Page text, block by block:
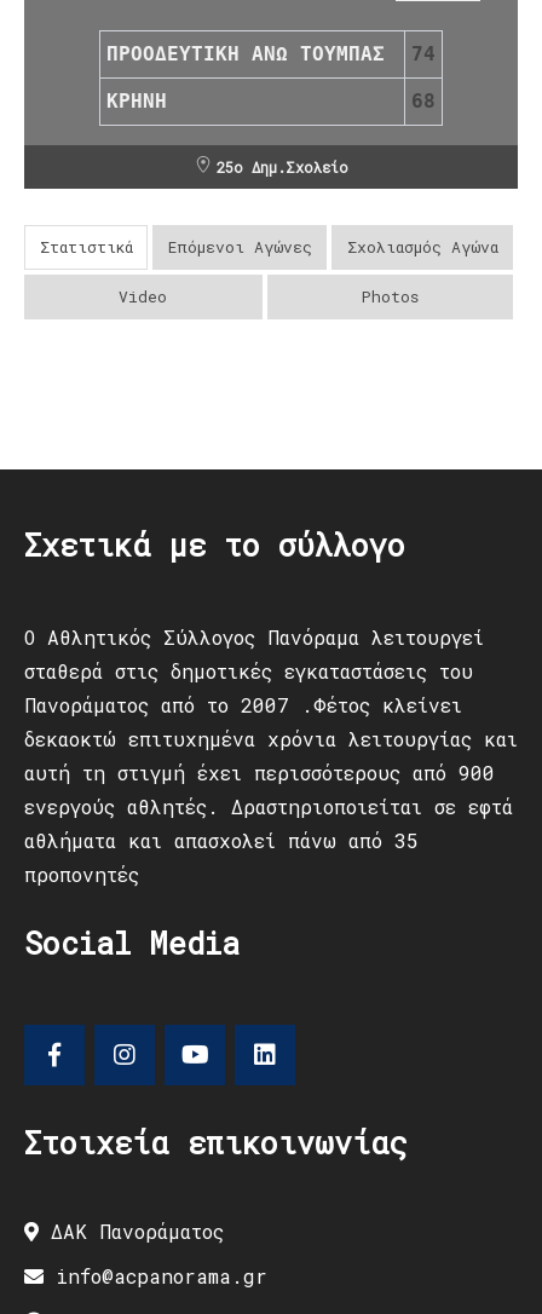
ΠΡΟΟΔΕΥΤΙΚΗ ΑΝΩ ΤΟΥΜΠΑΣ 74
ΚΡΗΝΗ 68
25ο Δημ.Σχολείο
Στατιστικά Επόμενοι Αγώνες Σχολιασμός Αγώνα
Video Photos
Σχετικά με το σύλλογο
Ο Αθλητικός Σύλλογος Πανόραμα λειτουργεί
σταθερά στις δημοτικές εγκαταστάσεις του
Πανοράματος από το 2007 .Φέτος κλείνει
δεκαοκτώ επιτυχημένα χρόνια λειτουργίας και
αυτή τη στιγμή έχει περισσότερους από 900
ενεργούς αθλητές. Δραστηριοποιείται σε εφτά
αθλήματα και απασχολεί πάνω από 35
προπονητές
Social Media
Στοιχεία επικοινωνίας
ΔΑΚ Πανοράματος
info@acpanorama.gr